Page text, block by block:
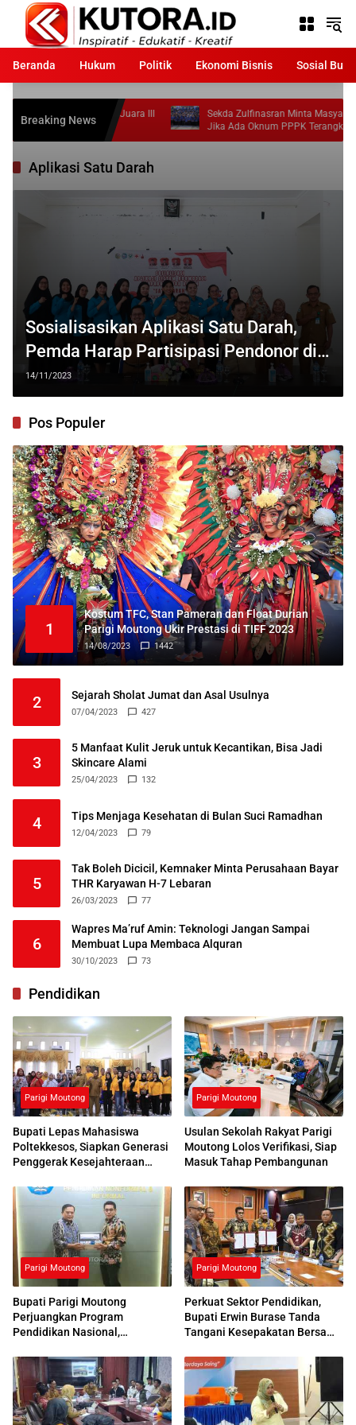
Langsung
konten
Beranda
Hukum Politik Ekonomi Bisnis Sosial
Breaking News
Moutong Raih Juara III
Sekda Zulfinasran Minta Masyarakat
Jika Ada Oknum PPPK Terangkat Tidak
Ketentuan
Aplikasi Satu Darah
Sosialisasikan Aplikasi Satu Darah,
Pemda Harap Partisipasi Pendonor di
Parimo Meningkat
14/11/2023
Pos Populer
1
Kostum TFC, Stan Pameran dan Float Durian
Parigi Moutong Ukir Prestasi di TIFF 2023
14/08/2023 1442
2 Sejarah Sholat Jumat dan Asal Usulnya
07/04/2023 427
3
5 Manfaat Kulit Jeruk untuk Kecantikan, Bisa Jadi
Skincare Alami
25/04/2023 132
4 Tips Menjaga Kesehatan di Bulan Suci Ramadhan
12/04/2023 79
5
Tak Boleh Dicicil, Kemnaker Minta Perusahaan Bayar
THR Karyawan H-7 Lebaran
26/03/2023 77
6
Wapres Ma’ruf Amin: Teknologi Jangan Sampai
Membuat Lupa Membaca Alquran
30/10/2023 73
Pendidikan
Parigi Moutong
Bupati Lepas Mahasiswa
Poltekkesos, Siapkan Generasi
Penggerak Kesejahteraan
Parigi Moutong
Usulan Sekolah Rakyat Parigi
Moutong Lolos Verifikasi, Siap
Masuk Tahap Pembangunan
Parigi Moutong
Bupati Parigi Moutong
Perjuangkan Program
Pendidikan Nasional,
Respons Positif
Parigi Moutong
Perkuat Sektor Pendidikan,
Bupati Erwin Burase Tanda
Tangani Kesepakatan Bersama